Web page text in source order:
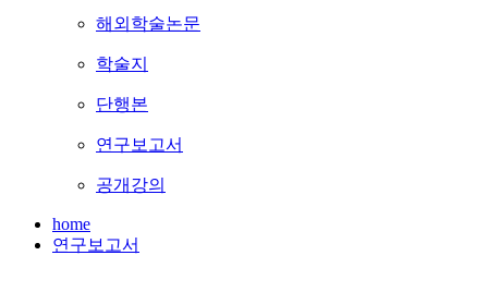
해외학술논문
학술지
단행본
연구보고서
공개강의
home
연구보고서